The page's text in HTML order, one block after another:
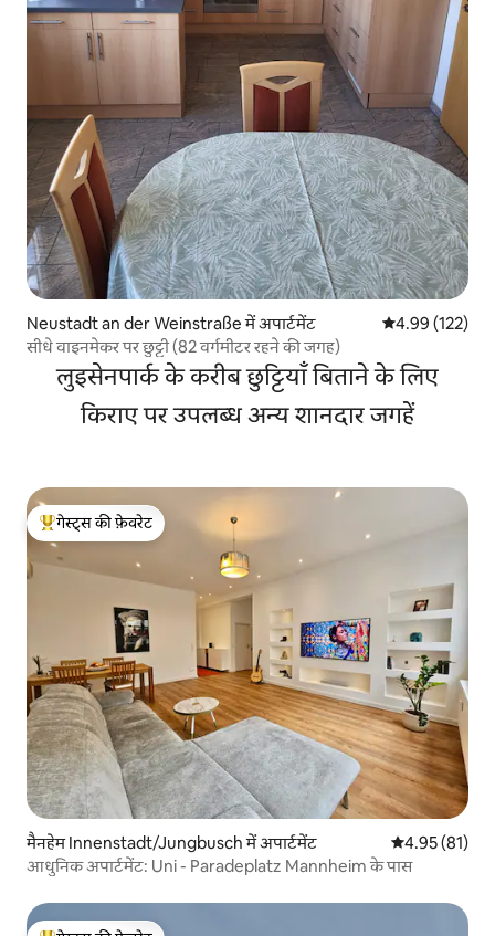
Neustadt an der Weinstraße में अपार्टमेंट औसत रेटिंग 5 में से
4.99 (122)
सीधे वाइनमेकर पर छुट्टी (82 वर्गमीटर रहने की जगह)
लुइसेनपार्क के करीब छुट्टियाँ बिताने के लिए
किराए पर उपलब्ध अन्य शानदार जगहें
गेस्ट्स का टॉप फ़ेवरेट
गेस्ट्स की फ़ेवरेट
मैनहेम Innenstadt/Jungbusch में अपार्टमेंट औसत रेटिंग 5 में
4.95 (81)
आधुनिक अपार्टमेंट: Uni - Paradeplatz Mannheim के पास